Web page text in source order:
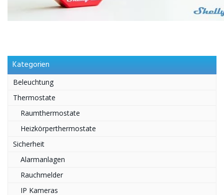
Kategorien
Beleuchtung
Thermostate
Raumthermostate
Heizkörperthermostate
Sicherheit
Alarmanlagen
Rauchmelder
IP Kameras